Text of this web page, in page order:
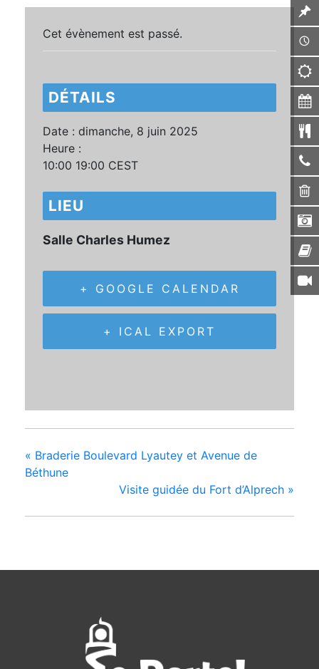
Cet évènement est passé.
DÉTAILS
Date : dimanche, 8 juin 2025
Heure :
10:00 19:00 CEST
LIEU
Salle Charles Humez
+ GOOGLE CALENDAR
+ ICAL EXPORT
« Braderie Boulevard Lyautey et Avenue de
Béthune
Visite guidée du Fort d’Alprech »